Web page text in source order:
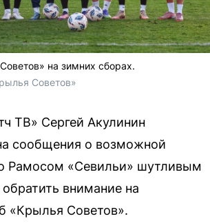
на зимних сборах.
Советов»
ТВ» Сергей Акулинин
сообщения о возможной
Рамосом «Севильи» шутливым
внимание на
«Крылья Советов».